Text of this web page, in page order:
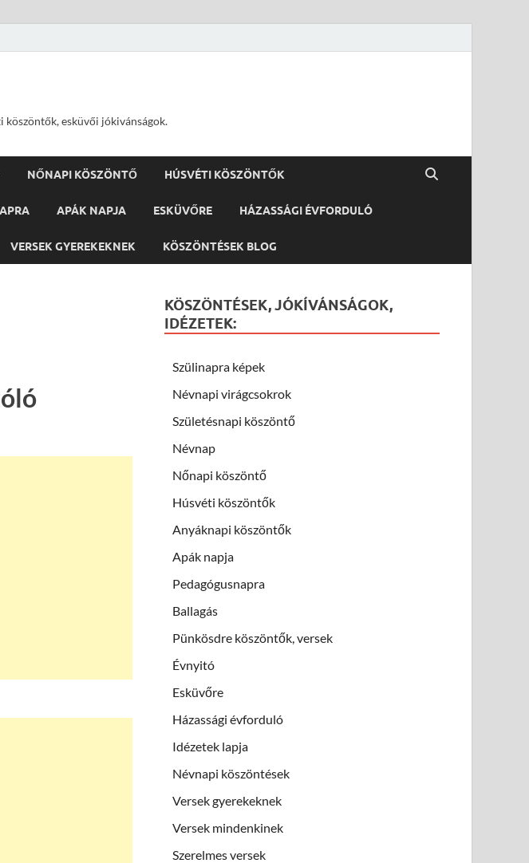
köszöntők, esküvői jókivánságok.
NŐNAPI KÖSZÖNTŐ HÚSVÉTI KÖSZÖNTŐK
APÁK NAPJA ESKÜVŐRE HÁZASSÁGI ÉVFORDULÓ
VERSEK GYEREKEKNEK KÖSZÖNTÉSEK BLOG
KÖSZÖNTÉSEK, JÓKÍVÁNSÁGOK,
IDÉZETEK:
Szülinapra képek
Névnapi virágcsokrok
Születésnapi köszöntő
Névnap
Nőnapi köszöntő
Húsvéti köszöntők
Anyáknapi köszöntők
Apák napja
Pedagógusnapra
Ballagás
Pünkösdre köszöntők, versek
Évnyitó
Esküvőre
Házassági évforduló
Idézetek lapja
Névnapi köszöntések
Versek gyerekeknek
Versek mindenkinek
Szerelmes versek